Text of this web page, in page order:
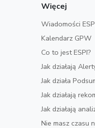
Więcej
Wiadomości
Kalendarz GPW
Co to jest ESPI?
Jak działają
Jak działa
Jak działają
Jak działają
Nie masz czasu